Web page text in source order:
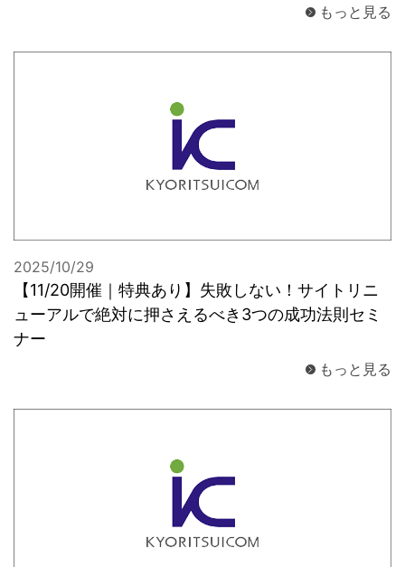
もっと見る
2025/10/29
【11/20開催｜特典あり】失敗しない！サイトリニ
ューアルで絶対に押さえるべき3つの成功法則セミ
ナー
もっと見る